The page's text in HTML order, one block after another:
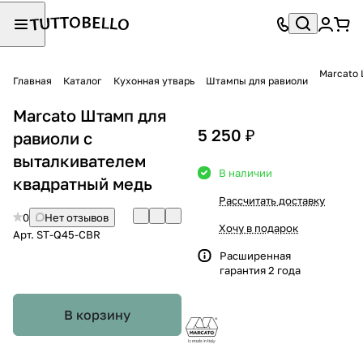
Главная Каталог Кухонная утварь Штампы для равиоли
Marcato
Marcato Штамп для
равиоли с
выталкивателем
квадратный медь
0
Нет отзывов
Арт. ST-Q45-СBR
В корзину
5 250 ₽
В наличии
Рассчитать доставку
Хочу в подарок
Расширенная
гарантия 2 года